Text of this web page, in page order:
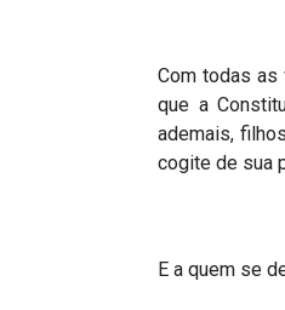
Com todas
que a
ademais,
cogite de sua
E a quem se